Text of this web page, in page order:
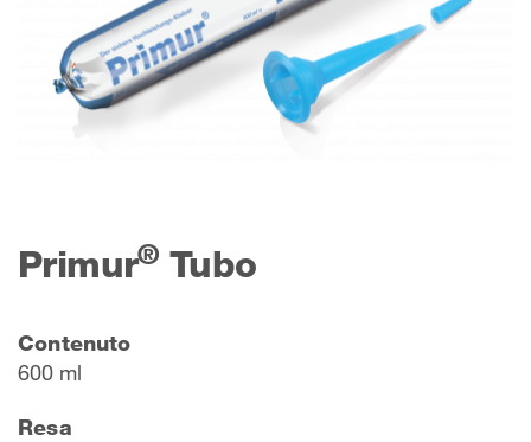
Primur®Tubo
Contenuto
600 ml
Resa